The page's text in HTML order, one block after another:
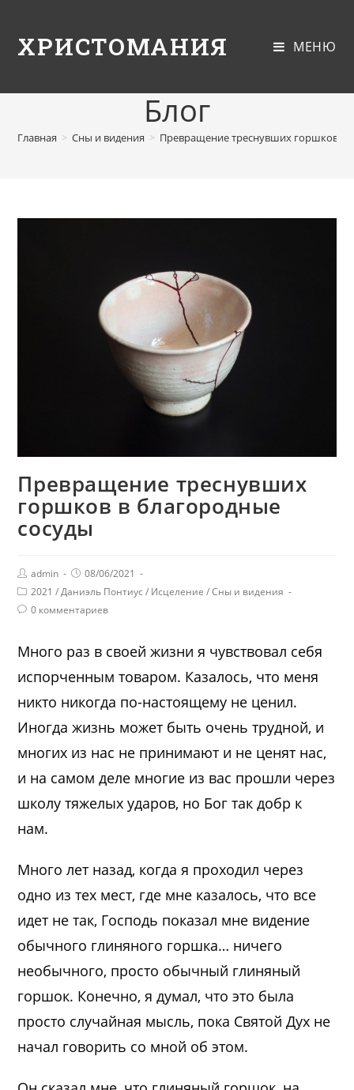
ХРИСТОМАНИЯ МЕНЮ
Блог
Главная > Сны и видения > Превращение треснувших горшков в
Превращение треснувших
горшков в благородные
сосуды
admin
08/06/2021
2021 / Даниэль Понтиус / Исцеление / Сны и видения
0 комментариев
Много раз в своей жизни я чувствовал себя
испорченным товаром. Казалось, что меня
никто никогда по-настоящему не ценил.
Иногда жизнь может быть очень трудной, и
многих из нас не принимают и не ценят нас,
и на самом деле многие из вас прошли через
школу тяжелых ударов, но Бог так добр к
нам.
Много лет назад, когда я проходил через
одно из тех мест, где мне казалось, что все
идет не так, Господь показал мне видение
обычного глиняного горшка… ничего
необычного, просто обычный глиняный
горшок. Конечно, я думал, что это была
просто случайная мысль, пока Святой Дух не
начал говорить со мной об этом.